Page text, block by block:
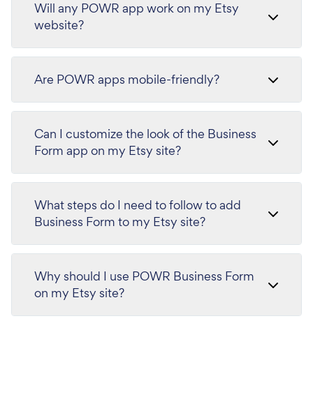
Will any POWR app work on my Etsy
website?
Are POWR apps mobile-friendly?
Can I customize the look of the Business
Form app on my Etsy site?
What steps do I need to follow to add
Business Form to my Etsy site?
Why should I use POWR Business Form
on my Etsy site?